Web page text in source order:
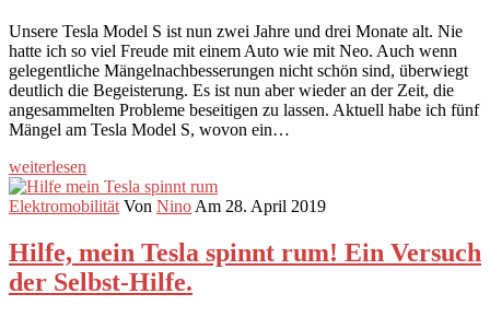
Unsere Tesla Model S ist nun zwei Jahre und drei Monate alt. Nie
hatte ich so viel Freude mit einem Auto wie mit Neo. Auch wenn
gelegentliche Mängelnachbesserungen nicht schön sind, überwiegt
deutlich die Begeisterung. Es ist nun aber wieder an der Zeit, die
angesammelten Probleme beseitigen zu lassen. Aktuell habe ich fünf
Mängel am Tesla Model S, wovon ein…
weiterlesen
Elektromobilität Von Nino Am 28. April 2019
Hilfe, mein Tesla spinnt rum! Ein Versuch
der Selbst-Hilfe.